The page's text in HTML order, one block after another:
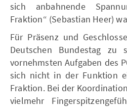
sich anbahnende
Fraktion“ (Sebastian Heer)
Für Präsenz und
Deutschen Bundestag zu
vornehmsten Aufgaben des
sich nicht in der Funktion
Fraktion. Bei der
vielmehr